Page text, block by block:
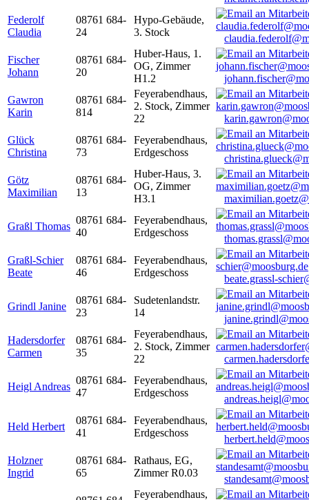
Federolf
Claudia
08761 684-
24
Hypo-Gebäude,
3. Stock
Fischer
Johann
08761 684-
20
Huber-Haus, 1.
OG, Zimmer
H1.2
Gawron
Karin
08761 684-
814
Feyerabendhaus,
2. Stock, Zimmer
22
Glück
Christina
08761 684-
73
Feyerabendhaus,
Erdgeschoss
Götz
Maximilian
08761 684-
13
Huber-Haus, 3.
OG, Zimmer
H3.1
Graßl Thomas
08761 684-
40
Feyerabendhaus,
Erdgeschoss
Graßl-Schier
Beate
08761 684-
46
Feyerabendhaus,
Erdgeschoss
beate.grassl-
Grindl Janine
08761 684-
23
Sudetenlandstr.
14
Hadersdorfer
Carmen
08761 684-
35
Feyerabendhaus,
2. Stock, Zimmer
22
Heigl Andreas
08761 684-
47
Feyerabendhaus,
Erdgeschoss
Held Herbert
08761 684-
41
Feyerabendhaus,
Erdgeschoss
Holzner
Ingrid
08761 684-
65
Rathaus, EG,
Zimmer R0.03
Feyerabendhaus,